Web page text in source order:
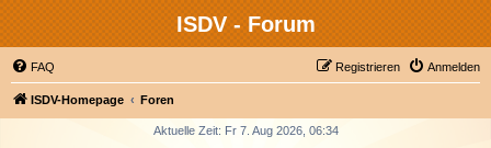
ISDV - Forum
FAQ Anmelden
Registrieren
ISDV-Homepage Foren
Aktuelle Zeit: Fr 7. Aug 2026, 06:34